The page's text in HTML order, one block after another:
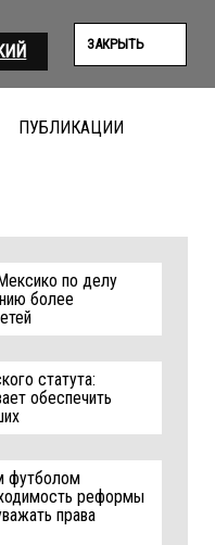
ЗАКРЫТЬ
ПУБЛИКАЦИИ
по делу
более
статута:
обеспечить
футболом
реформы
права